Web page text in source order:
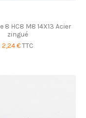
8 HC8 M8 14X13 Acier
zingué
2,24 €TTC